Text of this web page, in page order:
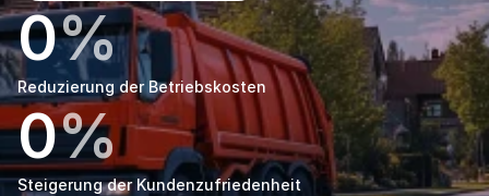
0%
Reduzierung der Betriebskosten
0%
Steigerung der Kundenzufriedenheit